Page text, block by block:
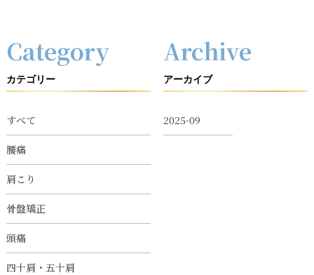
Category
カテゴリー
すべて
腰痛
肩こり
骨盤矯正
頭痛
四十肩・五十肩
Archive
アーカイブ
2025-09